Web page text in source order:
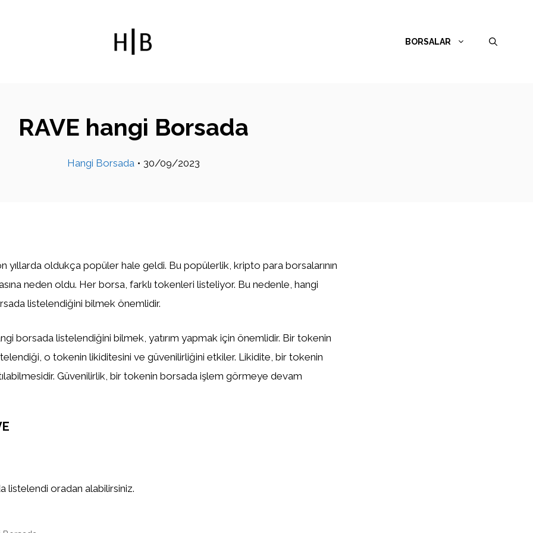
BORSALAR
RAVE hangi Borsada
Hangi Borsada • 30/09/2023
yıllarda oldukça popüler hale geldi. Bu popülerlik, kripto para borsalarının
neden oldu. Her borsa, farklı tokenleri listeliyor. Bu nedenle, hangi
listelendiğini bilmek önemlidir.
borsada listelendiğini bilmek, yatırım yapmak için önemlidir. Bir tokenin
o tokenin likiditesini ve güvenilirliğini etkiler. Likidite, bir tokenin
Güvenilirlik, bir tokenin borsada işlem görmeye devam
listelendi oradan alabilirsiniz.